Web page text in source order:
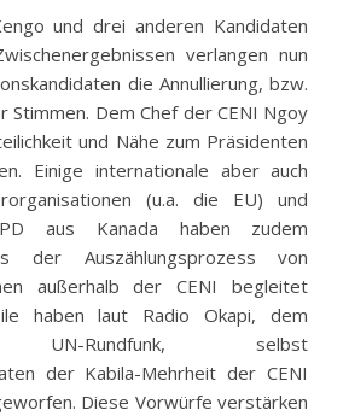
und drei anderen Kandidaten
verlangen nun
die Annullierung, bzw.
Stimmen. Dem Chef der CENI Ngoy
und Nähe zum Präsidenten
Einige internationale aber auch
(u.a. die EU) und
aus Kanada haben zudem
der Auszählungsprozess von
außerhalb der CENI begleitet
haben laut Radio Okapi, dem
UN-Rundfunk, selbst
der Kabila-Mehrheit der CENI
Diese Vorwürfe verstärken